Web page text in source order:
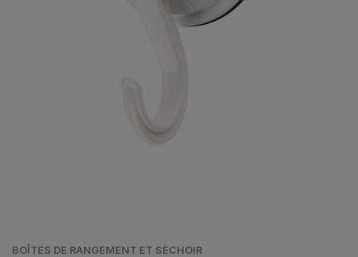
BOÎTES DE RANGEMENT ET SÉCHOIR